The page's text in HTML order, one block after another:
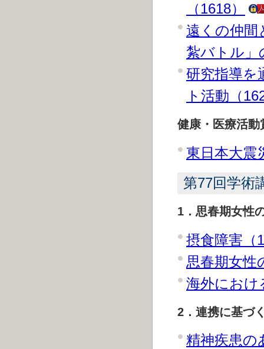
（1618）
遠くの仲間
紮バトル」
研究指導を
ト活動（
健康・医療活動
東日本大震
第77回学術
1．思春期女性
摂食障害（
思春期女性
海外におけ
2．連携に基づ
精神疾患の